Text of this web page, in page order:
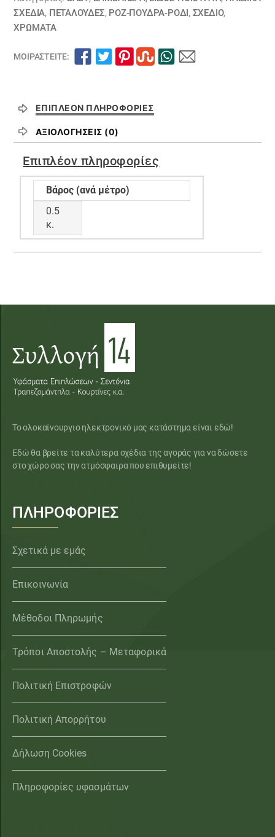
ΣΧΈΔΙΑ, ΠΕΤΑΛΟΥΔΕΣ, ΡΟΖ-ΠΟΥΔΡΑ-ΡΟΔΙ , ΣΧΕΔΙΟ,
ΧΡΏΜΑΤΑ
ΜΟΙΡΑΣΤΕΊΤΕ:
ΕΠΙΠΛΈΟΝ ΠΛΗΡΟΦΟΡΊΕΣ
ΑΞΙΟΛΟΓΉΣΕΙΣ (0)
Επιπλέον πληροφορίες
Βάρος (ανά μέτρο)
0.5
κ.
Το ολοκαίνουργιο ηλεκτρονικό μας κατάστημα είναι εδώ!
Εδώ θα βρείτε τα καλύτερα σχέδια της αγοράς για να δώσετε
στο χώρο σας την ατμόσφαιρα που επιθυμείτε!
ΠΛΗΡΟΦΟΡΙΕΣ
Σχετικά με εμάς
Επικοινωνία
Μέθοδοι Πληρωμής
Τρόποι Αποστολής – Μεταφορικά
Πολιτική Επιστροφών
Πολιτική Απορρήτου
Δήλωση Cookies
Πληροφορίες υφασμάτων